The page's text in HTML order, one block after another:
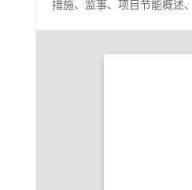
措施、监事、项目节能概述